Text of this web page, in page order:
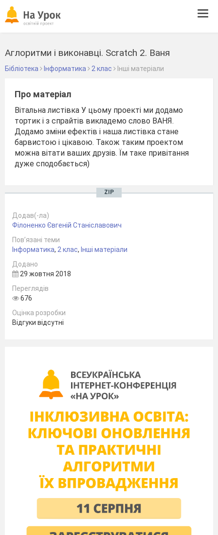
Аглоритми і виконавці. Scratch 2. Ваня
Бібліотека Інформатика 2 клас Інші матеріали
Про матеріал
Вітальна листівка У цьому проекті ми додамо
тортик і з спрайтів викладемо слово ВАНЯ.
Додамо зміни ефектів і наша листівка стане
барвистою і цікавою. Також таким проектом
можна вітати ваших друзів. Їм таке привітання
дуже сподобається)
ZIP
Додав(-ла)
Філоненко Євгеній Станіславович
Пов’язані теми
Інформатика, 2 клас, Інші матеріали
Додано
29 жовтня 2018
Переглядів
676
Оцінка розробки
Відгуки відсутні